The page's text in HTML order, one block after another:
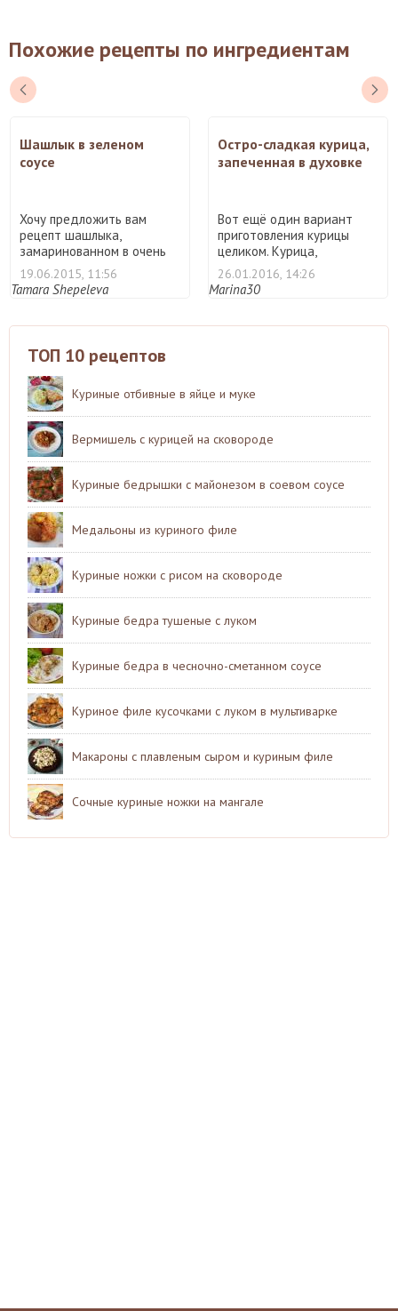
Похожие рецепты по ингредиентам
Шашлык в зеленом
соусе
Хочу предложить вам
рецепт шашлыка,
замаринованном в очень
вкусном и ...
19.06.2015, 11:56
Tamara Shepeleva
Остро-сладкая курица,
запеченная в духовке
Вот ещё один вариант
приготовления курицы
целиком. Курица,
запеченна ...
26.01.2016, 14:26
Marina30
ТОП 10 рецептов
Куриные отбивные в яйце и муке
Вермишель с курицей на сковороде
Куриные бедрышки с майонезом в соевом соусе
Медальоны из куриного филе
Куриные ножки с рисом на сковороде
Куриные бедра тушеные с луком
Куриные бедра в чесночно-сметанном соусе
Куриное филе кусочками с луком в мультиварке
Макароны с плавленым сыром и куриным филе
Сочные куриные ножки на мангале